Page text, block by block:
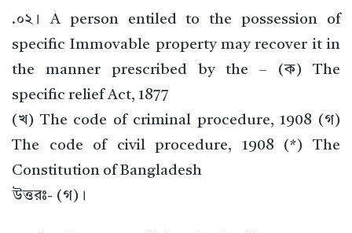
.০২। A person entiled to the possession of
specific Immovable property may recover it in
the manner prescribed by the – (ক) The
specific relief Act, 1877
(খ) The code of criminal procedure, 1908 (গ)
The code of civil procedure, 1908 (*) The
Constitution of Bangladesh
উত্তরঃ- (গ)।